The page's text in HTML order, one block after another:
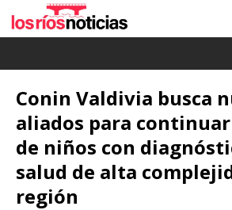
Conin Valdivia busca
aliados para
de niños con
salud de alta
región